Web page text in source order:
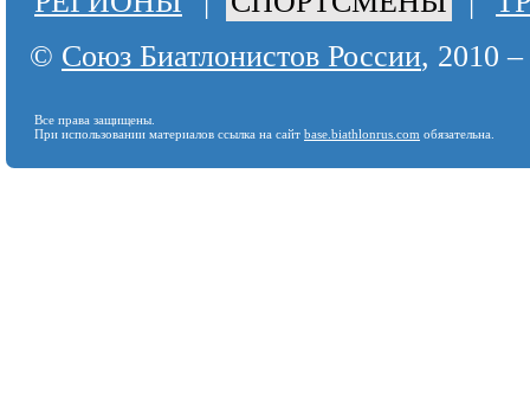
© Союз Биатлонистов России, 2010
Все права защищены.
При использовании материалов ссылка на сайт base.biathlonrus.com обязательна.